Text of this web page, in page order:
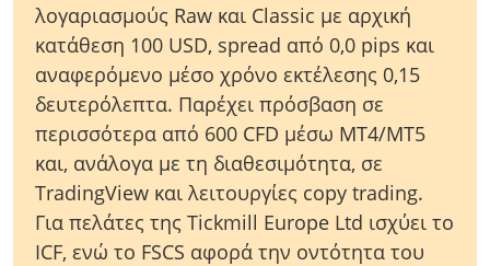
λογαριασμούς Raw και Classic με αρχική
κατάθεση 100 USD, spread από 0,0 pips και
αναφερόμενο μέσο χρόνο εκτέλεσης 0,15
δευτερόλεπτα. Παρέχει πρόσβαση σε
περισσότερα από 600 CFD μέσω MT4/MT5
και, ανάλογα με τη διαθεσιμότητα, σε
TradingView και λειτουργίες copy trading.
Για πελάτες της Tickmill Europe Ltd ισχύει το
ICF, ενώ το FSCS αφορά την οντότητα του